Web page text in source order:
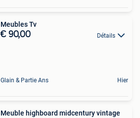
Meubles Tv
€ 90,00 Détails
Glain & Partie Ans Hier
Meuble highboard midcentury vintage